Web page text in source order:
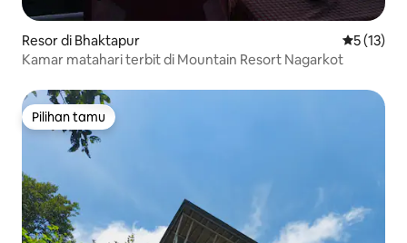
Resor di Bhaktapur Nilai rata-
5 (13)
Kamar matahari terbit di Mountain Resort Nagarkot
Pilihan tamu
Pilihan tamu